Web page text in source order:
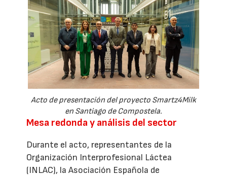
Acto de presentación del proyecto Smartz4Milk
en Santiago de Compostela.
Mesa redonda y análisis del sector
Durante el acto, representantes de la
Organización Interprofesional Láctea
(INLAC), la Asociación Española de